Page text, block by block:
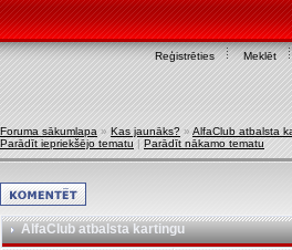
Reģistrēties Meklēt
Foruma sākumlapa » Kas jaunāks? » AlfaClub atbalsta
Parādīt iepriekšējo tematu | Parādīt nākamo tematu
AlfaClub atbalsta kartingu